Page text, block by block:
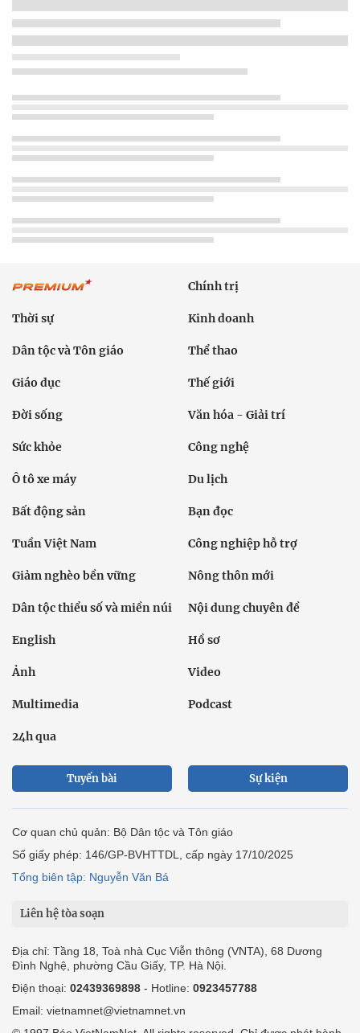
Chính trị
Thời sự Kinh doanh
Dân tộc và Tôn giáo Thể thao
Giáo dục Thế giới
Đời sống Văn hóa - Giải trí
Sức khỏe Công nghệ
Ô tô xe máy Du lịch
Bất động sản Bạn đọc
Tuần Việt Nam Công nghiệp hỗ trợ
Giảm nghèo bền vững Nông thôn mới
Dân tộc thiểu số và miền núi Nội dung chuyên đề
English Hồ sơ
Ảnh Video
Multimedia Podcast
24h qua
Tuyến bài Sự kiện
Cơ quan chủ quản: Bộ Dân tộc và Tôn giáo
Số giấy phép: 146/GP-BVHTTDL, cấp ngày 17/10/2025
Tổng biên tập: Nguyễn Văn Bá
Liên hệ tòa soạn
Địa chỉ: Tầng 18, Toà nhà Cục Viễn thông (VNTA), 68 Dương
Đình Nghệ, phường Cầu Giấy, TP. Hà Nội.
Điện thoại: 02439369898 - Hotline: 0923457788
Email: vietnamnet@vietnamnet.vn